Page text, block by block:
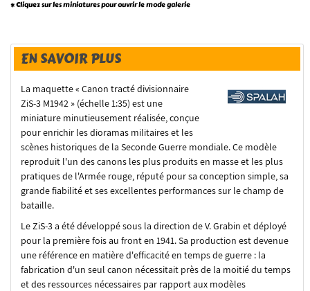
* Cliquez sur les miniatures pour ouvrir le mode galerie
EN SAVOIR PLUS
La maquette « Canon tracté divisionnaire
ZiS-3 M1942 » (échelle 1:35) est une
miniature minutieusement réalisée, conçue
pour enrichir les dioramas militaires et les
scènes historiques de la Seconde Guerre mondiale. Ce modèle
reproduit l'un des canons les plus produits en masse et les plus
pratiques de l'Armée rouge, réputé pour sa conception simple, sa
grande fiabilité et ses excellentes performances sur le champ de
bataille.
Le ZiS-3 a été développé sous la direction de V. Grabin et déployé
pour la première fois au front en 1941. Sa production est devenue
une référence en matière d'efficacité en temps de guerre : la
fabrication d'un seul canon nécessitait près de la moitié du temps
et des ressources nécessaires par rapport aux modèles